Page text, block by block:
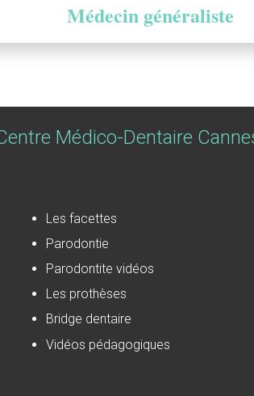
Médecin généraliste
Médico-Dentaire
Les facettes
Parodontie
Parodontite vidéos
Les prothèses
Bridge dentaire
Vidéos pédagogiques